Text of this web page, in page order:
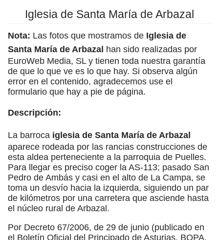
Iglesia de Santa María de Arbazal
Nota: Las fotos que mostramos de Iglesia de
Santa María de Arbazal han sido realizadas por
EuroWeb Media, SL y tienen toda nuestra garantía
de que lo que ve es lo que hay. Si observa algún
error en el contenido, agradecemos use el
formulario que hay a pie de página.
Descripción:
La barroca iglesia de Santa María de Arbazal
aparece rodeada por las rancias construcciones de
esta aldea perteneciente a la parroquia de Puelles.
Para llegar es preciso coger la AS-113; pasado San
Pedro de Ambás y casi en el alto de La Campa, se
toma un desvío hacia la izquierda, siguiendo un par
de kilómetros por una carretera que asciende hasta
el núcleo rural de Arbazal.
Por Decreto 67/2006, de 29 de junio (publicado en
el Boletín Oficial del Principado de Asturias, BOPA,